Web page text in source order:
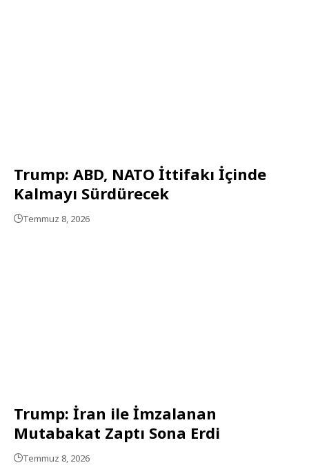
Trump: ABD, NATO İttifakı İçinde
Kalmayı Sürdürecek
Temmuz 8, 2026
Trump: İran ile İmzalanan
Mutabakat Zaptı Sona Erdi
Temmuz 8, 2026